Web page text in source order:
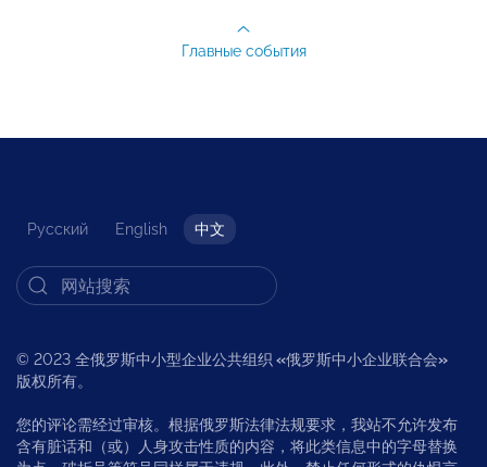
Главные события
Русский English 中文
© 2023 全俄罗斯中小型企业公共组织 «俄罗斯中小企业联合会»
版权所有。
您的评论需经过审核。根据俄罗斯法律法规要求，我站不允许发布
含有脏话和（或）人身攻击性质的内容，将此类信息中的字母替换